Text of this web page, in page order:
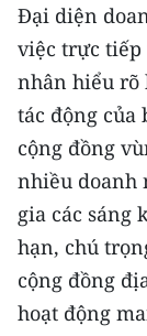
한국어
Đại diện
việc trực tiếp
nhân hiểu rõ
tác động
cộng đồng
nhiều doanh
gia các sáng
hạn, chú
cộng đồng
hoạt động